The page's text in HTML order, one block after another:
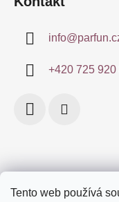
Tento web používá
info@
+420 725 920